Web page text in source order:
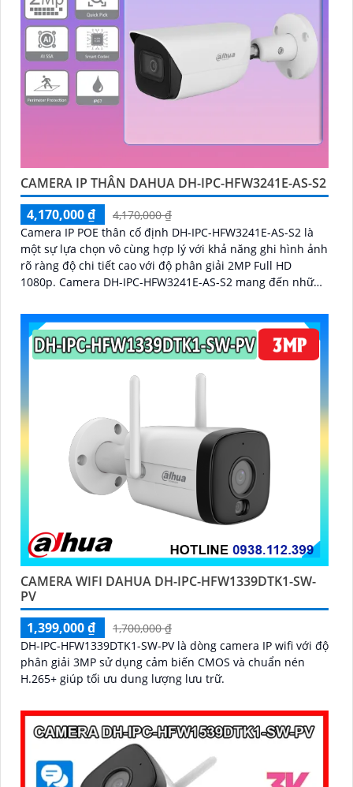
CAMERA IP THÂN DAHUA DH-IPC-HFW3241E-AS-S2
4,170,000 ₫
4,170,000 ₫
Camera IP POE thân cố định DH-IPC-HFW3241E-AS-S2 là
một sự lựa chọn vô cùng hợp lý với khả năng ghi hình ảnh
rõ ràng độ chi tiết cao với độ phân giải 2MP Full HD
1080p. Camera DH-IPC-HFW3241E-AS-S2 mang đến những
CAMERA WIFI DAHUA DH-IPC-HFW1339DTK1-SW-
PV
1,399,000 ₫
1,700,000 ₫
DH-IPC-HFW1339DTK1-SW-PV là dòng camera IP wifi với độ
phân giải 3MP sử dụng cảm biến CMOS và chuẩn nén
H.265+ giúp tối ưu dung lượng lưu trữ.